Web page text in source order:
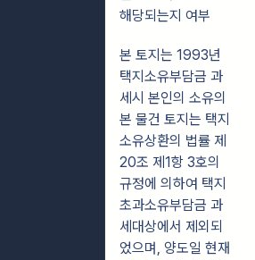
해당되는지 여부
본 토지는 1993년
택지소유부담금 과
세시 본인의 소유의
본 물건 토지는 택지
소유상환의 법률 제
20조 제1항 3호의
규정에 의하여 택지
초과소유부담금 과
세대상에서 제외되
었으며, 양도일 현재